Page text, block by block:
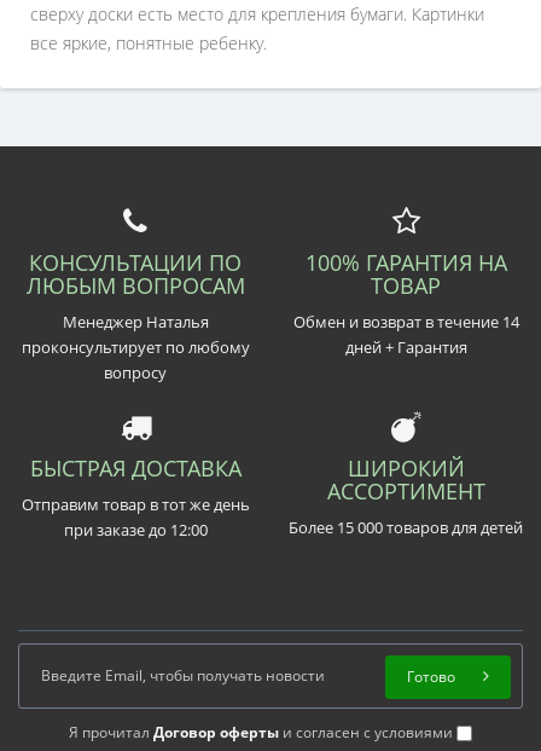
сверху доски есть место для крепления бумаги. Картинки
все яркие, понятные ребенку.
КОНСУЛЬТАЦИИ ПО
ЛЮБЫМ ВОПРОСАМ
Менеджер Наталья
проконсультирует по любому
вопросу
100% ГАРАНТИЯ НА
ТОВАР
Обмен и возврат в течение 14
дней + Гарантия
БЫСТРАЯ ДОСТАВКА
Отправим товар в тот же день
при заказе до 12:00
ШИРОКИЙ
АССОРТИМЕНТ
Более 15 000 товаров для детей
Я прочитал Договор оферты и согласен с условиями
Готово